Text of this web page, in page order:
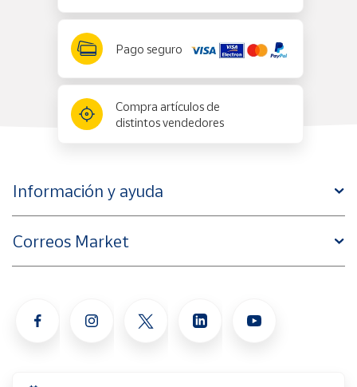
Pago seguro
Compra artículos de
distintos vendedores
Información y ayuda
Correos Market